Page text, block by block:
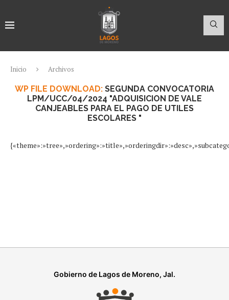
Inicio Archivos
WP FILE DOWNLOAD: SEGUNDA CONVOCATORIA
LPM/UCC/04/2024 "ADQUISICION DE VALE
CANJEABLES PARA EL PAGO DE UTILES
ESCOLARES "
Gobierno de Lagos de Moreno, Jal.